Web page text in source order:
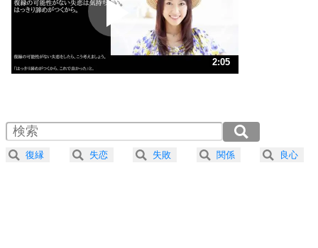
ポジティブ思考になる30の方法
ストレス対策
人生、なんとかなるもの。
気楽に生きる30の方法
4 器の大きい人は、怒りを優しさで表現する。
プラス思考
2:05
2.0倍速 （246KB 1分2秒）
2.5倍速 （197KB 50秒）
3.0倍速 （164KB 41秒）
復縁 失恋 失敗 関係 良心